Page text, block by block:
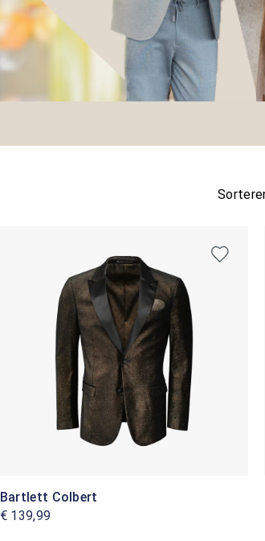
Bartlett Colbert
€ 139,99